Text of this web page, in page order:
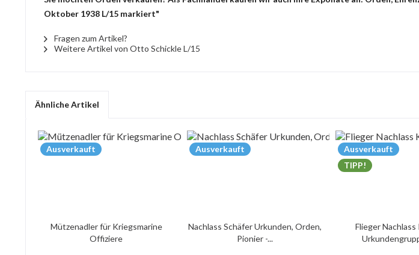
Oktober 1938 L/15 markiert"
Fragen zum Artikel?
Weitere Artikel von Otto Schickle L/15
Ähnliche Artikel
Ausverkauft
Mützenadler für Kriegsmarine
Offiziere
Ausverkauft
Nachlass Schäfer Urkunden, Orden,
Pionier -...
Ausverkauft
TIPP!
Flieger Nachlass